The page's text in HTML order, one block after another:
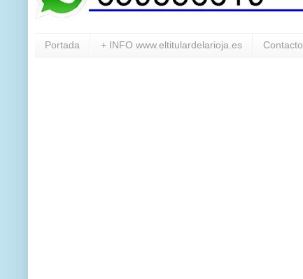
Portada + INFO www.eltitulardelarioja.es Contacto